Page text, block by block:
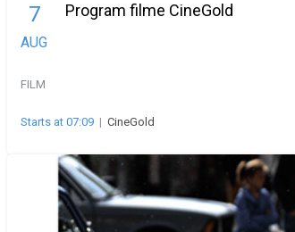
7
AUG
Program filme CineGold
FILM
Starts at 07:09 | CineGold